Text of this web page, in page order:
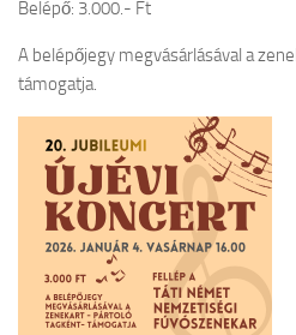
Belépő: 3.000.- Ft
A belépőjegy megvásárlásával a
támogatja.